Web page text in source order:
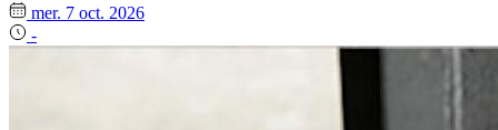
mer. 7 oct. 2026
-